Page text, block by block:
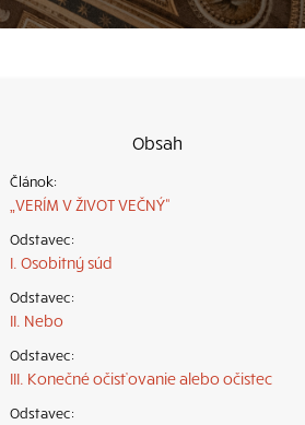
Obsah
„VERÍM V ŽIVOT VEČNÝ“
I. Osobitný súd
II. Nebo
III. Konečné očisťovanie alebo očistec